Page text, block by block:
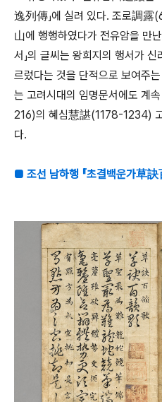
逸列傳」에 실려 있다. 조로調露
山에 행행하였다가 전유암을 만
서」의 글씨는 왕희지의 행서가
르렀다는 것을 단적으로 보여주
는 고려시대의 임명문서에도 계
216)의 혜심慧諶(1178-1234)
다.
■ 조선 남하행 『초결백운가草訣